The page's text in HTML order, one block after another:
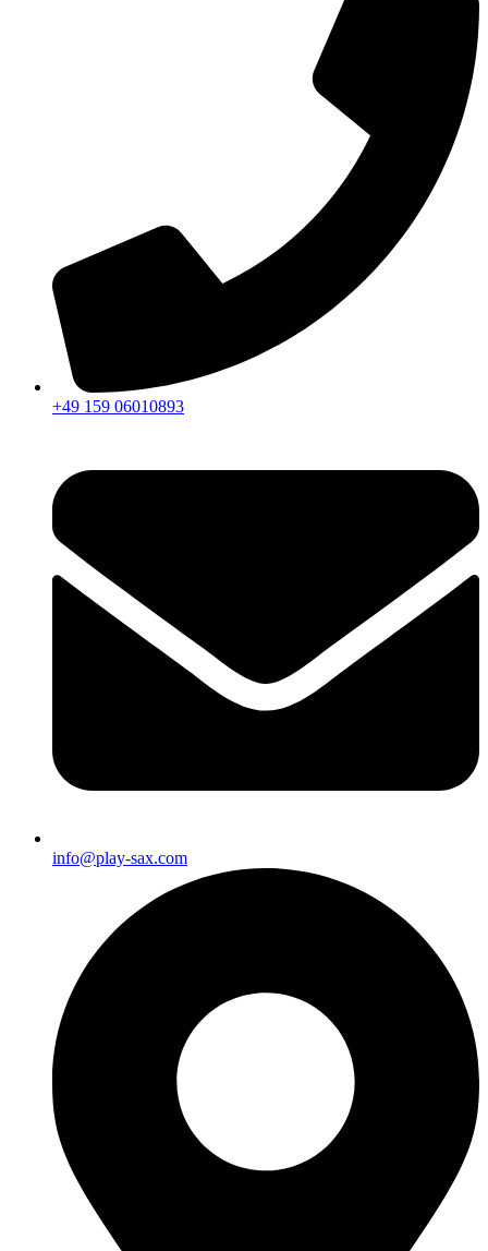
+49 159 06010893
info@play-sax.com